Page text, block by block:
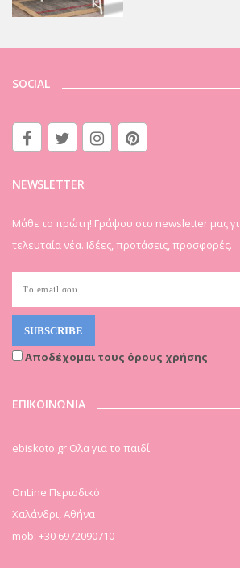
SOCIAL
NEWSLETTER
Μάθε το πρώτη! Γράψου στο newsletter μας
τελευταία νέα. Ιδέες, προτάσεις, προσφορές.
Αποδέχομαι τους όρους χρήσης
ΕΠΙΚΟΙΝΩΝΙΑ
ebiskoto.gr Ολα για το παιδί
OnLine Περιοδικό
Χαλάνδρι, Αθήνα
mob: +30 6972090710